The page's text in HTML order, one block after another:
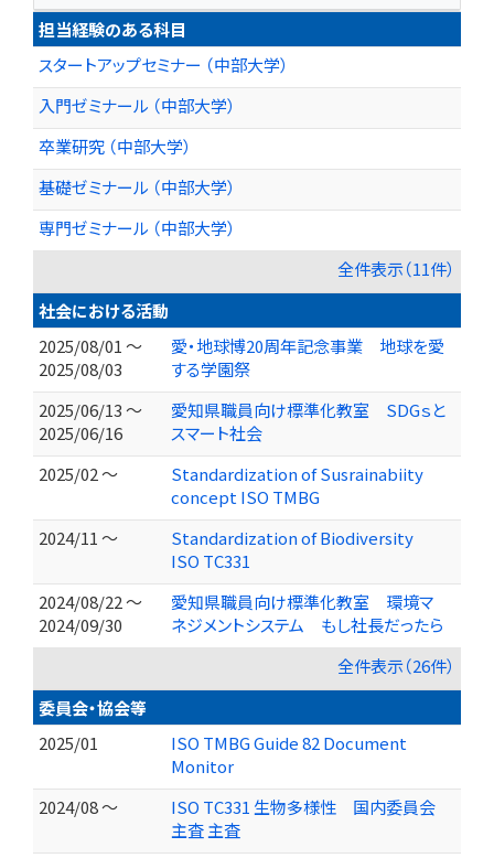
担当経験のある科目
スタートアップセミナー （中部大学）
入門ゼミナール （中部大学）
卒業研究 （中部大学）
基礎ゼミナール （中部大学）
専門ゼミナール （中部大学）
全件表示（11件）
社会における活動
2025/08/01 ～
2025/08/03
愛・地球博20周年記念事業 地球を愛
する学園祭
2025/06/13 ～
2025/06/16
愛知県職員向け標準化教室 SDGｓと
スマート社会
2025/02 ～
Standardization of Susrainabiity
concept ISO TMBG
2024/11 ～
Standardization of Biodiversity
ISO TC331
2024/08/22 ～
2024/09/30
愛知県職員向け標準化教室 環境マ
ネジメントシステム もし社長だったら
全件表示（26件）
委員会・協会等
2025/01
ISO TMBG Guide 82 Document
Monitor
2024/08 ～
ISO TC331 生物多様性 国内委員会
主査 主査